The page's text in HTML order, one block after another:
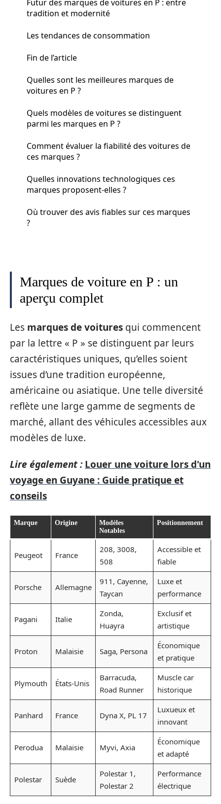
Futur des marques de voitures en P : entre
tradition et modernité
Les tendances de consommation
Fin de l’article
Quelles sont les meilleures marques de
voitures en P ?
Quels modèles de voitures se distinguent
parmi les marques en P ?
Comment évaluer la fiabilité des voitures de
ces marques ?
Quelles innovations technologiques ces
marques proposent-elles ?
Où trouver des avis fiables sur ces marques
?
Marques de voiture en P : un
aperçu complet
Les marques de voitures qui commencent
par la lettre « P » se distinguent par leurs
caractéristiques uniques, qu’elles soient
issues d’une tradition européenne,
américaine ou asiatique. Une telle diversité
reflète une large gamme de segments de
marché, allant des véhicules accessibles aux
modèles de luxe.
Lire également : Louer une voiture lors d'un
voyage en Guyane : Guide pratique et
conseils
Marque Origine
Modèles
Notables
Positionnement
Peugeot France
208, 3008,
508
Accessible et
fiable
Porsche Allemagne
911, Cayenne,
Taycan
Luxe et
performance
Pagani Italie
Zonda,
Huayra
Exclusif et
artistique
Proton Malaisie Saga, Persona
Économique
et pratique
Plymouth États-Unis
Barracuda,
Road Runner
Muscle car
historique
Panhard France Dyna X, PL 17
Luxueux et
innovant
Perodua Malaisie Myvi, Axia
Économique
et adapté
Polestar Suède
Polestar 1,
Polestar 2
Performance
électrique